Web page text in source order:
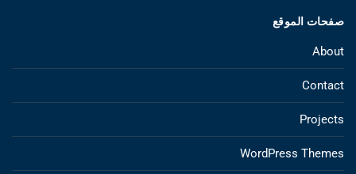
صفحات الموقع
About
Contact
Projects
WordPress Themes